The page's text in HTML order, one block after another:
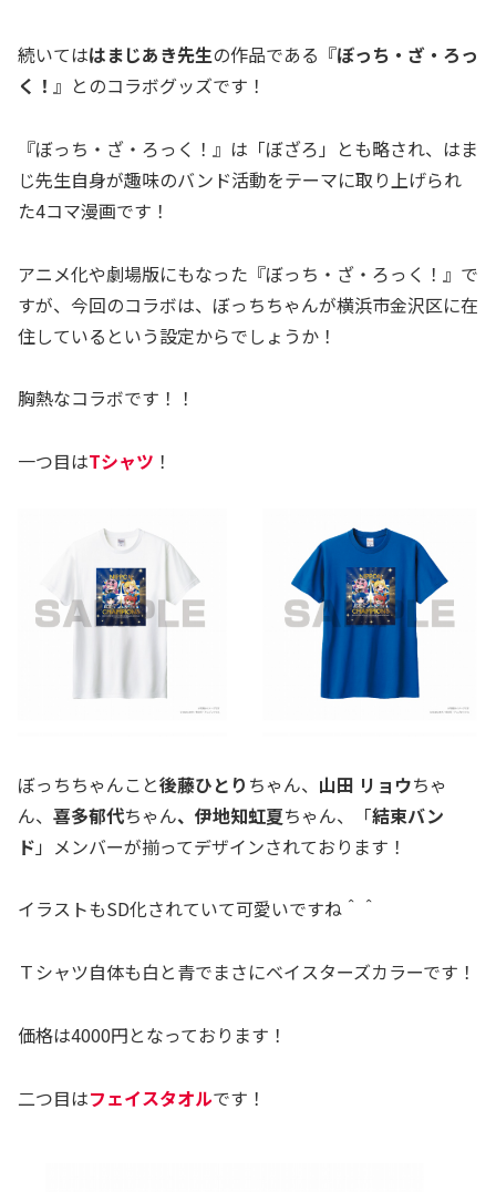
続いてははまじあき先生の作品である『ぼっち・ざ・ろっ
く！ 』とのコラボグッズです！
『ぼっち・ざ・ろっく！』は「ぼざろ」とも略され、はま
じ先生自身が趣味のバンド活動をテーマに取り上げられ
た4コマ漫画です！
アニメ化や劇場版にもなった『ぼっち・ざ・ろっく！』で
すが、今回のコラボは、ぼっちちゃんが横浜市金沢区に在
住しているという設定からでしょうか！
胸熱なコラボです！！
一つ目はTシャツ ！
ぼっちちゃんこと後藤ひとり ちゃん、 山田 リョウちゃ
ん、 喜多郁代ちゃん、 伊地知虹夏ちゃん、「結束バン
ド 」メンバーが揃ってデザインされております！
イラストもSD化されていて可愛いですね＾＾
Ｔシャツ自体も白と青でまさにベイスターズカラーです！
価格は4000円となっております！
二つ目はフェイスタオルです！